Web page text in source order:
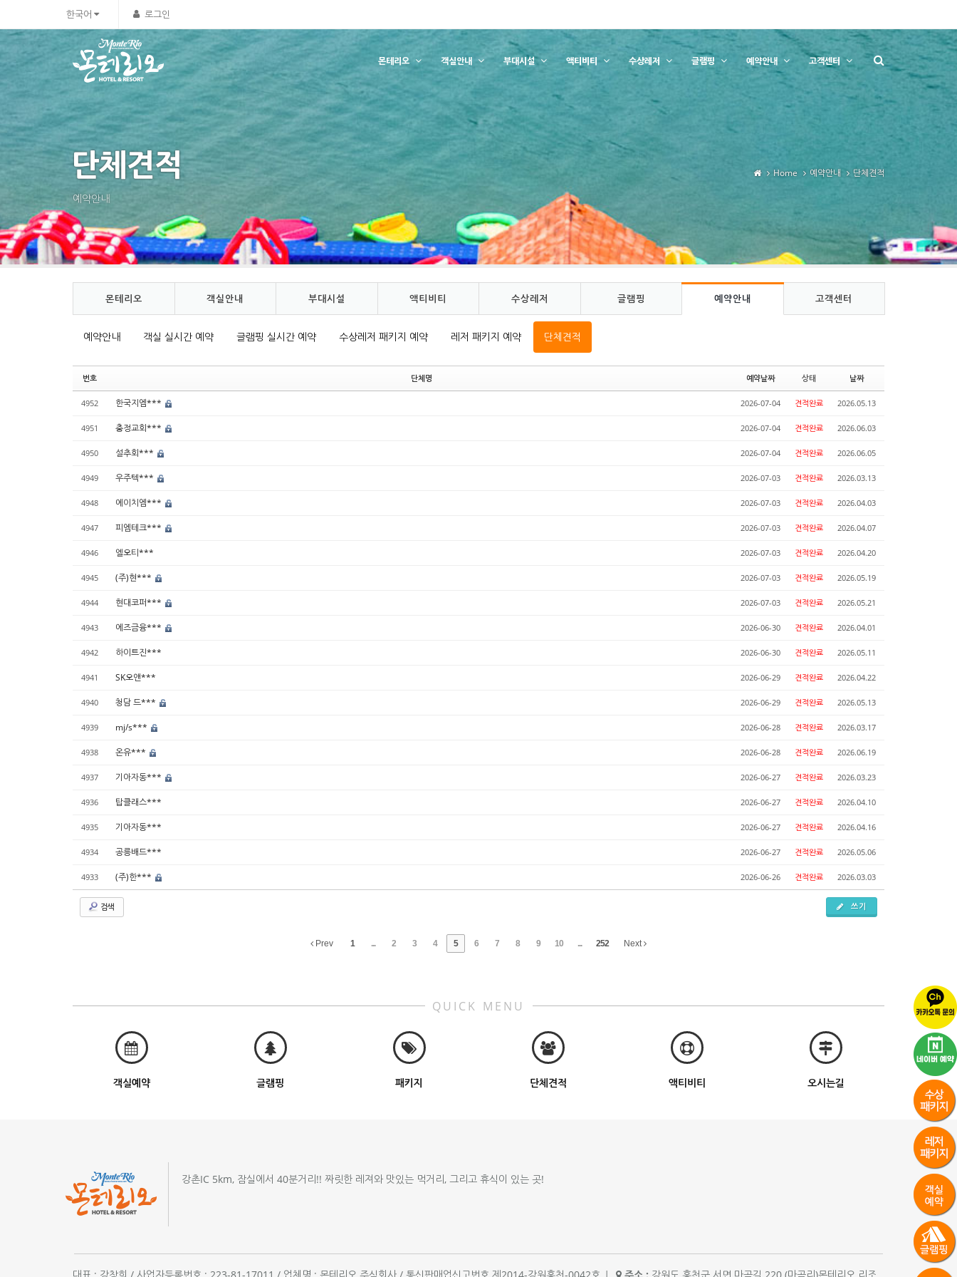
한국어 로그인
몬테리오 객실안내 부대시설 액티비티 수상레저 글램핑 예약안내 고객센터
단체견적
예약안내
Home 예약안내 단체견적
몬테리오 객실안내 부대시설 액티비티 수상레저 글램핑 예약안내 고객센터
예약안내 객실 실시간 예약 글램핑 실시간 예약 수상레저 패키지 예약 레저 패키지 예약 단체견적
번호 단체명 예약날짜 상태 날짜
4952 한국지엠*** 2026-07-04 견적완료 2026.05.13
4951 충정교회*** 2026-07-04 견적완료 2026.06.03
4950 설추회*** 2026-07-04 견적완료 2026.06.05
4949 우주텍*** 2026-07-03 견적완료 2026.03.13
4948 에이치엠*** 2026-07-03 견적완료 2026.04.03
4947 피엠테크*** 2026-07-03 견적완료 2026.04.07
4946 엘오티*** 2026-07-03 견적완료 2026.04.20
4945 (주)현*** 2026-07-03 견적완료 2026.05.19
4944 현대코퍼*** 2026-07-03 견적완료 2026.05.21
4943 에즈금융*** 2026-06-30 견적완료 2026.04.01
4942 하이트진*** 2026-06-30 견적완료 2026.05.11
4941 SK오앤*** 2026-06-29 견적완료 2026.04.22
4940 청담 드*** 2026-06-29 견적완료 2026.05.13
4939 mj/s*** 2026-06-28 견적완료 2026.03.17
4938 온유*** 2026-06-28 견적완료 2026.06.19
4937 기아자동*** 2026-06-27 견적완료 2026.03.23
4936 탑클래스*** 2026-06-27 견적완료 2026.04.10
4935 기아자동*** 2026-06-27 견적완료 2026.04.16
4934 공릉배드*** 2026-06-27 견적완료 2026.05.06
4933 (주)한*** 2026-06-26 견적완료 2026.03.03
검색 쓰기
Prev 1 ... 2 3 4 5 6 7 8 9 10 ... 252 Next
QUICK MENU
객실예약 글램핑 패키지 단체견적 액티비티 오시는길
강촌IC 5km, 잠실에서 40분거리!! 짜릿한 레져와 맛있는 먹거리, 그리고 휴식이 있는 곳!
Sketchbook5, 스케치북5